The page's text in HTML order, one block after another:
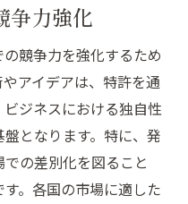
争力強化
競争力を強化するため
アイデアは、特許を通
ジネスにおける独自性
となります。特に、発
の差別化を図ること
。各国の市場に適した